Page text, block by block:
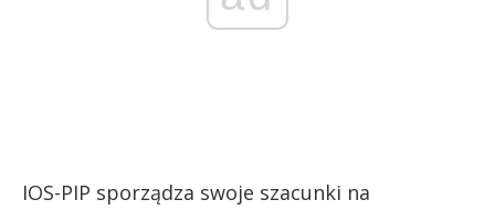
IOS-PIP sporządza swoje szacunki na